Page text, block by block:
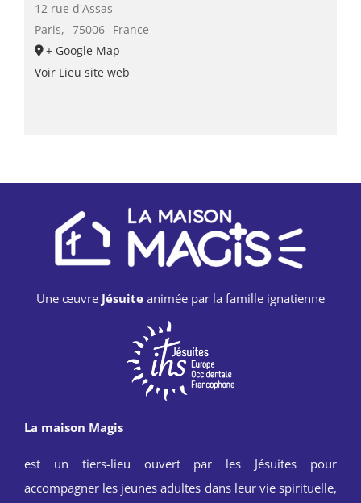
12 rue d'Assas
Paris, 75006 France
+ Google Map
Voir Lieu site web
Une œuvre Jésuite animée par la famille ignatienne
La maison Magis
est un tiers-lieu ouvert par les Jésuites pour
accompagner les jeunes adultes dans leur vie spirituelle,